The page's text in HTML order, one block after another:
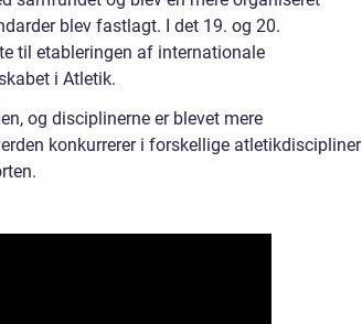
blev fastlagt. I det 19. og 20.
til etableringen af internationale
i Atletik.
og disciplinerne er blevet mere
konkurrerer i forskellige atletikdiscipliner